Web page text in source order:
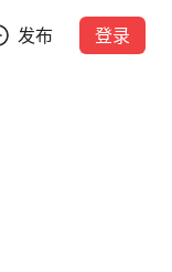
发布 登录